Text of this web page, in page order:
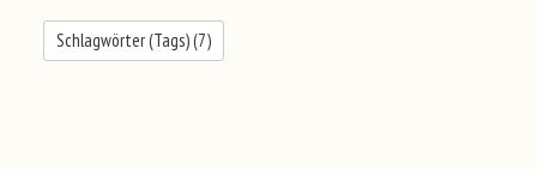
Schlagwörter (Tags) (7)